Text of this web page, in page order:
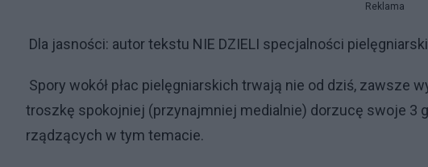
Reklama
Dla jasności: autor tekstu NIE DZIELI specjalności
Spory wokół płac pielęgniarskich trwają nie od dziś, zawsze
troszkę spokojniej (przynajmniej medialnie) dorzucę swoje 3
rządzących w tym temacie.